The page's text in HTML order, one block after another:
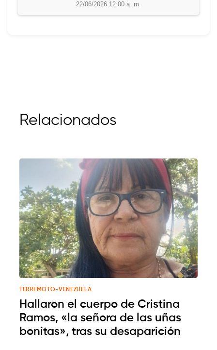
22/06/2026 12:00 a. m.
Relacionados
TERREMOTO-VENEZUELA
Hallaron el cuerpo de Cristina
Ramos, «la señora de las uñas
bonitas», tras su desaparición